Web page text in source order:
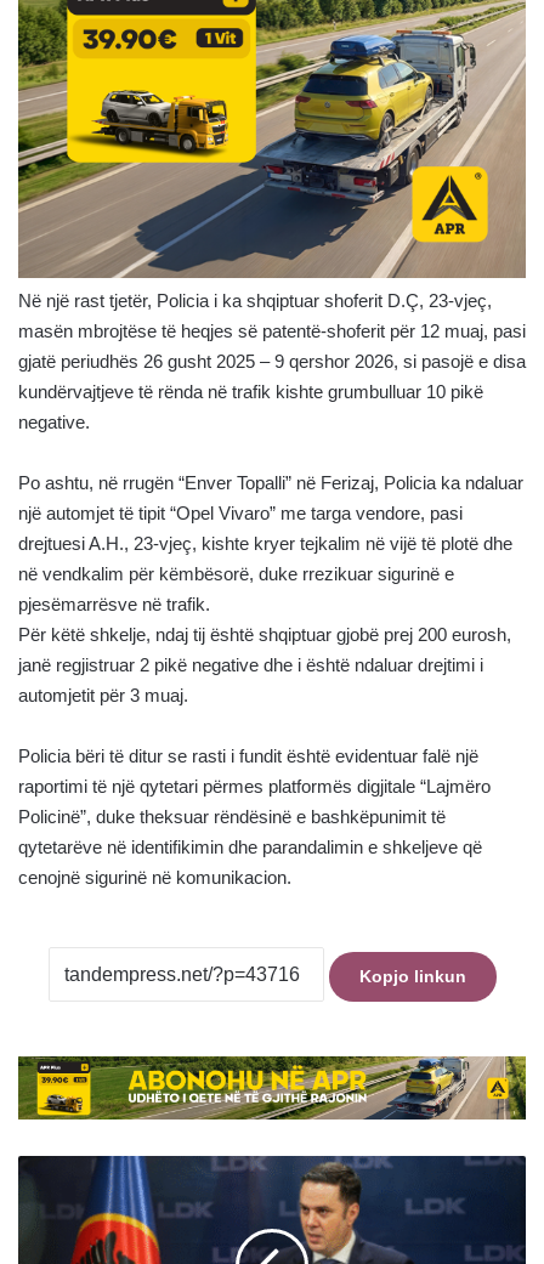
Në një rast tjetër, Policia i ka shqiptuar shoferit D.Ç, 23-vjeç,
masën mbrojtëse të heqjes së patentë-shoferit për 12 muaj, pasi
gjatë periudhës 26 gusht 2025 – 9 qershor 2026, si pasojë e disa
kundërvajtjeve të rënda në trafik kishte grumbulluar 10 pikë
negative.
Po ashtu, në rrugën “Enver Topalli” në Ferizaj, Policia ka ndaluar
një automjet të tipit “Opel Vivaro” me targa vendore, pasi
drejtuesi A.H., 23-vjeç, kishte kryer tejkalim në vijë të plotë dhe
në vendkalim për këmbësorë, duke rrezikuar sigurinë e
pjesëmarrësve në trafik.
Për këtë shkelje, ndaj tij është shqiptuar gjobë prej 200 eurosh,
janë regjistruar 2 pikë negative dhe i është ndaluar drejtimi i
automjetit për 3 muaj.
Policia bëri të ditur se rasti i fundit është evidentuar falë një
raportimi të një qytetari përmes platformës digjitale “Lajmëro
Policinë”, duke theksuar rëndësinë e bashkëpunimit të
qytetarëve në identifikimin dhe parandalimin e shkeljeve që
cenojnë sigurinë në komunikacion.
Kopjo linkun
“revoltarëve”